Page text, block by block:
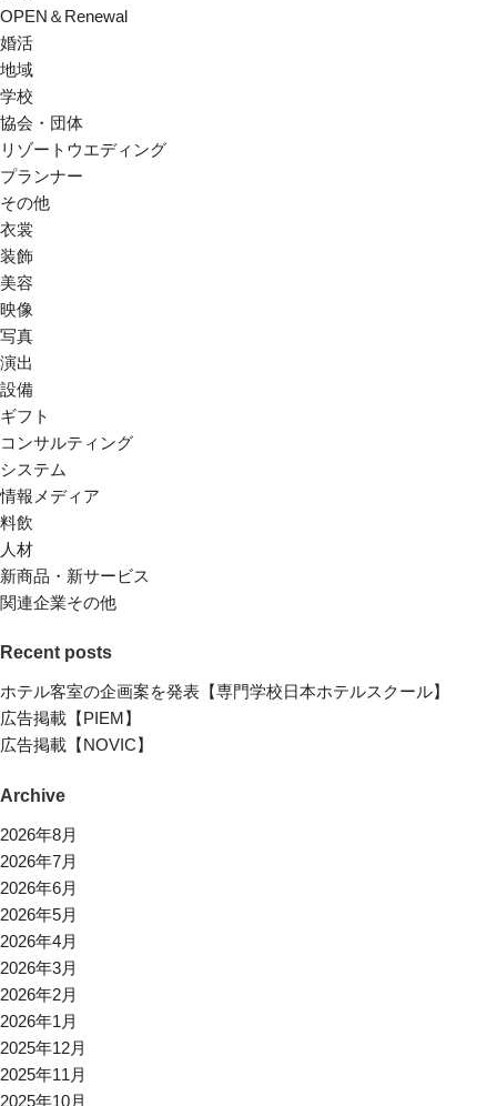
OPEN＆Renewal
婚活
地域
学校
協会・団体
リゾートウエディング
プランナー
その他
衣裳
装飾
美容
映像
写真
演出
設備
ギフト
コンサルティング
システム
情報メディア
料飲
人材
新商品・新サービス
関連企業その他
Recent posts
ホテル客室の企画案を発表【専門学校日本ホテルスクール】
広告掲載【PIEM】
広告掲載【NOVIC】
Archive
2026年8月
2026年7月
2026年6月
2026年5月
2026年4月
2026年3月
2026年2月
2026年1月
2025年12月
2025年11月
2025年10月